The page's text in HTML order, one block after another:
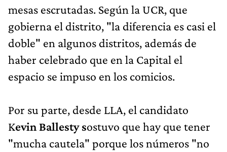
mesas escrutadas. Según la UCR, que
gobierna el distrito, "la diferencia es casi el
doble" en algunos distritos, además de
haber celebrado que en la Capital el
espacio se impuso en los comicios.
Por su parte, desde LLA, el candidato
Kevin Ballesty sostuvo que hay que tener
"mucha cautela" porque los números "no